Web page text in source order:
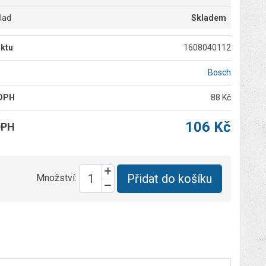
Skladem
1608040112
Bosch
88 Kč
106 Kč
Množství: Přidat do košíku